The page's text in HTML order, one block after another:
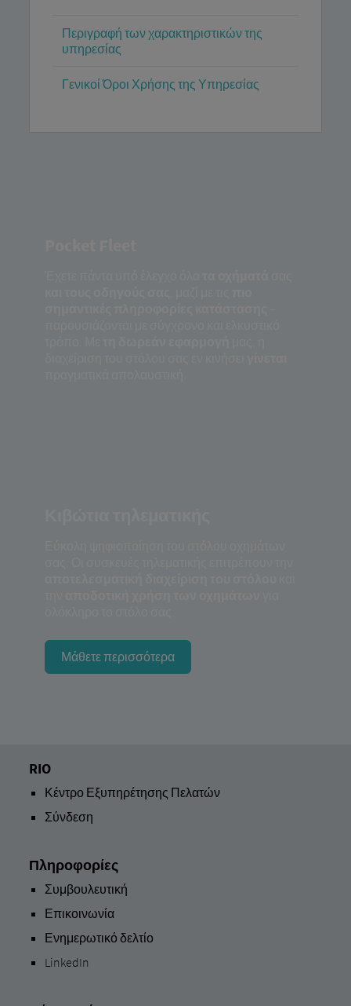
Περιγραφή των χαρακτηριστικών της
υπηρεσίας
Γενικοί Όροι Χρήσης της Υπηρεσίας
Μάθετε περισσότερα
RIO
Κέντρο Εξυπηρέτησης Πελατών
Σύνδεση
Πληροφορίες
Συμβουλευτική
Επικοινωνία
Ενημερωτικό δελτίο
LinkedIn